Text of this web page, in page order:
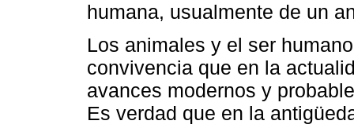
humana, usualmente de un
Los animales y el ser
convivencia que en la
avances modernos y
Es verdad que en la